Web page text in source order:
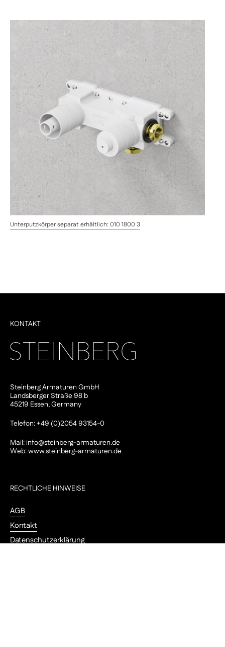
Unterputzkörper separat erhältlich: 010 1800 3
KONTAKT
Steinberg Armaturen GmbH
Landsberger Straße 98 b
45219 Essen, Germany
Telefon: +49 (0)2054 93154-0
Mail:info@steinberg-armaturen.de
Web:www.steinberg-armaturen.de
RECHTLICHE HINWEISE
AGB
Kontakt
Datenschutzerklärung